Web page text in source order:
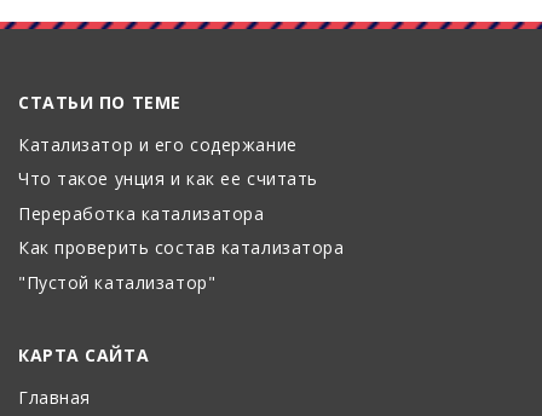
СТАТЬИ ПО ТЕМЕ
Катализатор и его содержание
Что такое унция и как ее считать
Переработка катализатора
Как проверить состав катализатора
"Пустой катализатор"
КАРТА САЙТА
Главная